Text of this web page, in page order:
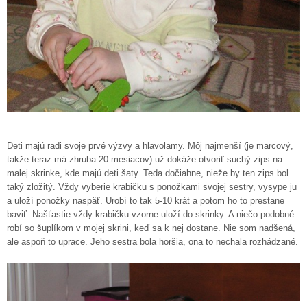
Deti majú radi svoje prvé výzvy a hlavolamy. Môj najmenší (je marcový,
takže teraz má zhruba 20 mesiacov) už dokáže otvoriť suchý zips na
malej skrinke, kde majú deti šaty. Teda dočiahne, nieže by ten zips bol
taký zložitý. Vždy vyberie krabičku s ponožkami svojej sestry, vysype ju
a uloží ponožky naspäť. Urobí to tak 5-10 krát a potom ho to prestane
baviť. Našťastie vždy krabičku vzorne uloží do skrinky. A niečo podobné
robí so šuplíkom v mojej skrini, keď sa k nej dostane. Nie som nadšená,
ale aspoň to uprace. Jeho sestra bola horšia, ona to nechala rozhádzané.